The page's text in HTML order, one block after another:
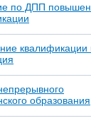
по ДПП
квалификации
образования